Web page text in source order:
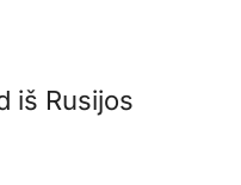
iš Rusijos